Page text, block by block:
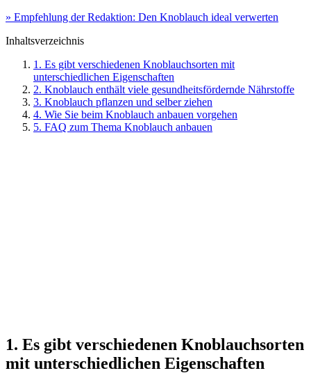
» Empfehlung der Redaktion: Den Knoblauch ideal verwerten
Inhaltsverzeichnis
1. Es gibt verschiedenen Knoblauchsorten mit
unterschiedlichen Eigenschaften
2. Knoblauch enthält viele gesundheitsfördernde Nährstoffe
3. Knoblauch pflanzen und selber ziehen
4. Wie Sie beim Knoblauch anbauen vorgehen
5. FAQ zum Thema Knoblauch anbauen
1. Es gibt verschiedenen Knoblauchsorten
mit unterschiedlichen Eigenschaften